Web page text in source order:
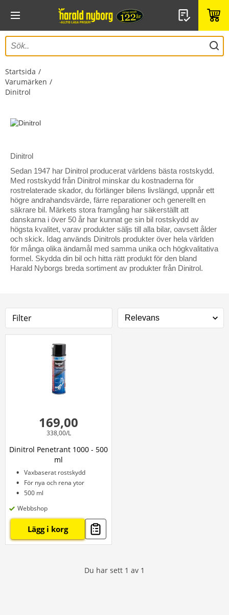
Startsida
Varumärken
Dinitrol
Dinitrol
Sedan 1947 har Dinitrol producerat världens bästa rostskydd.
Med rostskydd från Dinitrol minskar du kostnaderna för
rostrelaterade skador, du förlänger bilens livslängd, uppnår ett
högre andrahandsvärde, färre reparationer och generellt en
säkrare bil. Märkets stora framgång har säkerställt att
danskarna i över 50 år har kunnat ge sin bil rostskydd av
högsta kvalitet, varav produkter säljs till alla bilar, oavsett ålder
och skick. Idag används Dinitrols produkter över hela världen
för många olika ändamål med samma unika och högkvalitativa
formel. Skydda din bil och hitta rätt produkt för den bland
Harald Nyborgs breda sortiment av produkter från Dinitrol.
Filter
169,00
338,00/L
Dinitrol Penetrant 1000 - 500
ml
Vaxbaserat rostskydd
För nya och rena ytor
500 ml
Webbshop
Lägg i korg
Du har sett 1 av 1